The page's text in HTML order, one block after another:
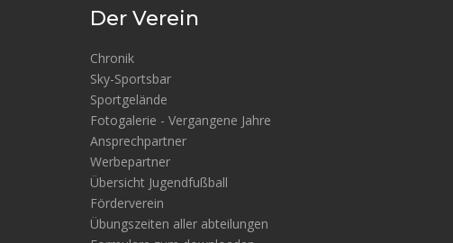
Der Verein
Chronik
Sky-Sportsbar
Sportgelände
Fotogalerie - Vergangene Jahre
Ansprechpartner
Werbepartner
Übersicht Jugendfußball
Förderverein
Übungszeiten aller abteilungen